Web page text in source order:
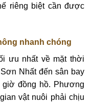
riêng biệt cần được
nhanh chóng
ưu nhất về mặt thời
Nhất đến sân bay
đồng hồ. Phương
vật nuôi phải chịu